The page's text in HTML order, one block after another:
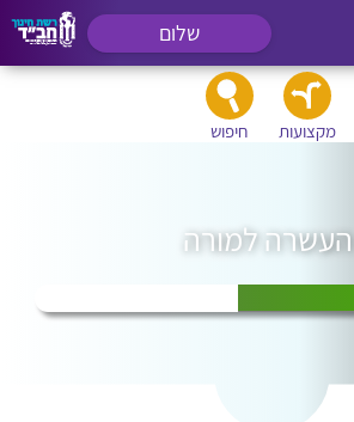
שלום
מקצועות חיפוש
העשרה למורה